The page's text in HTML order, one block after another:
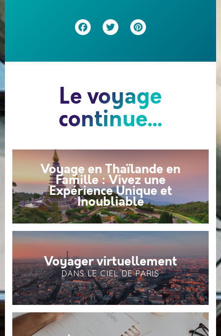
Facebook
Twitter
Le voyage
continue...
Voyage en Thaïlande en
Famille : Vivez une
Expérience Unique et
Inoubliable
Voyager virtuellement
DANS LE CIEL DE PARIS